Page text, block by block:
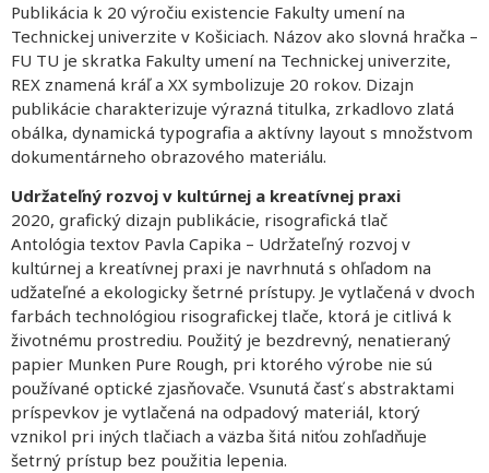
Publikácia k 20 výročiu existencie Fakulty umení na
Technickej univerzite v Košiciach. Názov ako slovná hračka –
FU TU je skratka Fakulty umení na Technickej univerzite,
REX znamená kráľ a XX symbolizuje 20 rokov. Dizajn
publikácie charakterizuje výrazná titulka, zrkadlovo zlatá
obálka, dynamická typografia a aktívny layout s množstvom
dokumentárneho obrazového materiálu.
Udržateľný rozvoj v kultúrnej a kreatívnej praxi
2020, grafický dizajn publikácie, risografická tlač
Antológia textov Pavla Capika – Udržateľný rozvoj v
kultúrnej a kreatívnej praxi je navrhnutá s ohľadom na
udžateľné a ekologicky šetrné prístupy. Je vytlačená v dvoch
farbách technológiou risografickej tlače, ktorá je citlivá k
životnému prostrediu. Použitý je bezdrevný, nenatieraný
papier Munken Pure Rough, pri ktorého výrobe nie sú
používané optické zjasňovače. Vsunutá časť s abstraktami
príspevkov je vytlačená na odpadový materiál, ktorý
vznikol pri iných tlačiach a väzba šitá niťou zohľadňuje
šetrný prístup bez použitia lepenia.